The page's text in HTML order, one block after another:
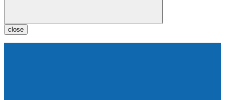
close